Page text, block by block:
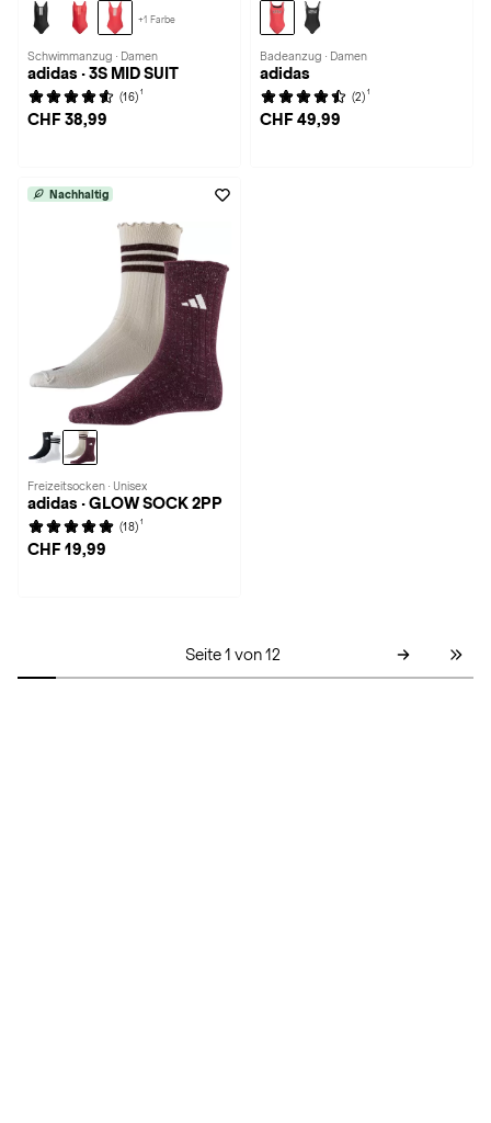
+1 Farbe
Schwimmanzug · Damen
adidas · 3S MID SUIT
(16) 1
CHF 38,99
Badeanzug · Damen
adidas
(2) 1
CHF 49,99
Nachhaltig
Freizeitsocken · Unisex
adidas · GLOW SOCK 2PP
(18) 1
CHF 19,99
Seite 1 von 12